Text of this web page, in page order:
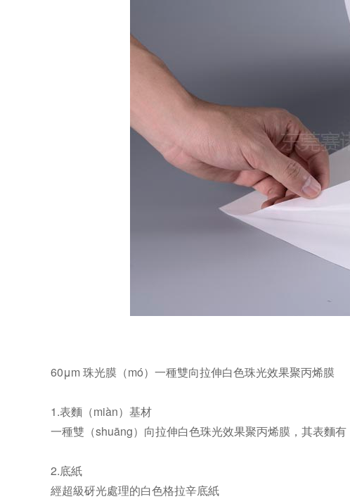
60μm 珠光膜（mó）一種雙向拉伸白色珠光效果聚丙烯膜
1.表麵（miàn）基材
一種雙（shuāng）向拉伸白色珠光效果聚丙烯膜，其表麵有
2.底紙
經超級砑光處理的白色格拉辛底紙